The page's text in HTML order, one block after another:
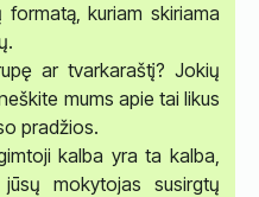
kuriam skiriama
ar tvarkaraštį? Jokių
mums apie tai likus
pradžios.
kalba yra ta kalba,
mokytojas susirgtų